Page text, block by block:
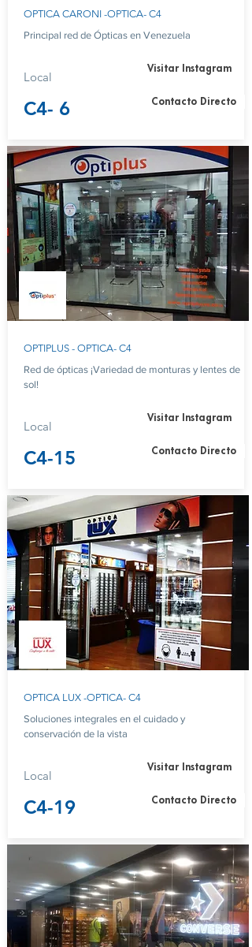
OPTICA CARONI -OPTICA- C4
Principal red de Ópticas en Venezuela
Local
C4- 6
Visitar Instagram
Contacto Directo
OPTIPLUS - OPTICA- C4
Red de ópticas ¡Variedad de monturas y lentes de
sol!
Local
C4-15
Visitar Instagram
Contacto Directo
OPTICA LUX -OPTICA- C4
Soluciones integrales en el cuidado y
conservación de la vista
Local
C4-19
Visitar Instagram
Contacto Directo